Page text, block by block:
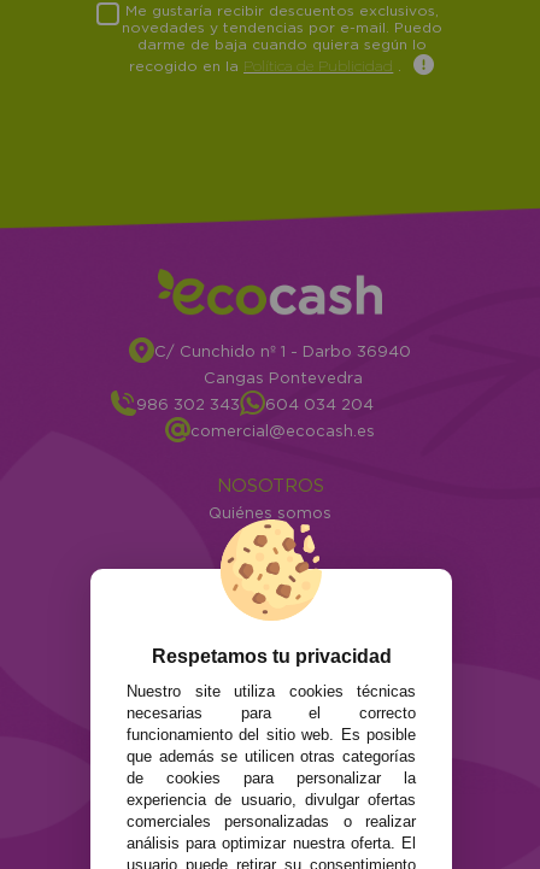
Me gustaría recibir descuentos exclusivos,
novedades y tendencias por e-mail. Puedo
darme de baja cuando quiera según lo
recogido en la Política de Publicidad
C/ Cunchido nº 1 - Darbo 36940
Cangas Pontevedra
986 302 343
604 034 204
comercial@ecocash.es
NOSOTROS
Quiénes somos
Info
ATENCIÓN AL CLIENTE
Envíos y devoluciones
Formas de pago
Contacto
SEGURIDAD Y PRIVACIDAD
Términos y condiciones de uso
Política de privacidad
Política de cookies
Respetamos tu privacidad
Nuestro site utiliza cookies técnicas
necesarias para el correcto
funcionamiento del sitio web. Es posible
que además se utilicen otras categorías
de cookies para personalizar la
experiencia de usuario, divulgar ofertas
comerciales personalizadas o realizar
análisis para optimizar nuestra oferta. El
usuario puede retirar su consentimiento